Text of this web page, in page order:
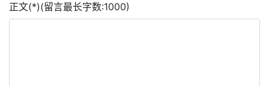
正文(*)(留言最长字数:1000)